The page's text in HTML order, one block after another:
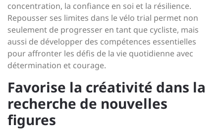
concentration, la confiance en soi et la résilience.
Repousser ses limites dans le vélo trial permet non
seulement de progresser en tant que cycliste, mais
aussi de développer des compétences essentielles
pour affronter les défis de la vie quotidienne avec
détermination et courage.
Favorise la créativité dans la
recherche de nouvelles
figures